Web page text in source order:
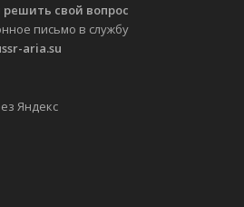
свой вопрос
письмо в службу
aria.su
Яндекс